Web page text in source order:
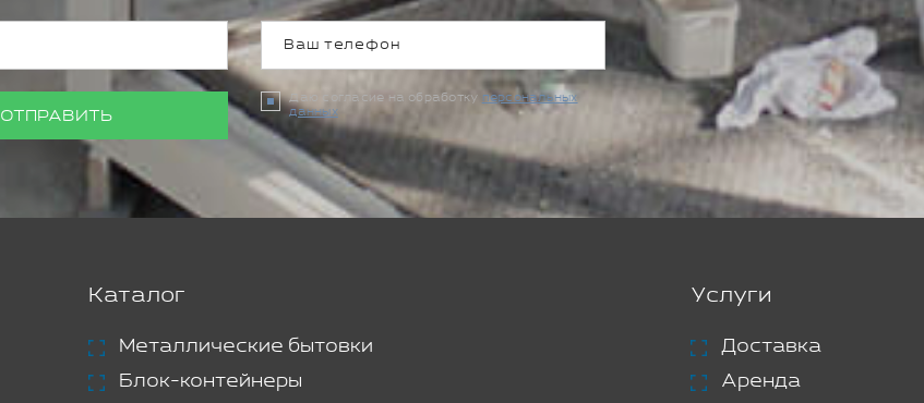
ОТПРАВИТЬ
Даю согласие на обработку персональных
данных
Каталог
Металлические бытовки
Блок-контейнеры
Услуги
Доставка
Аренда